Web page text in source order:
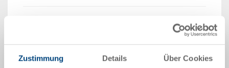
Zustimmung Details Über Cookies
Lieferzeit: Auf Anfrage